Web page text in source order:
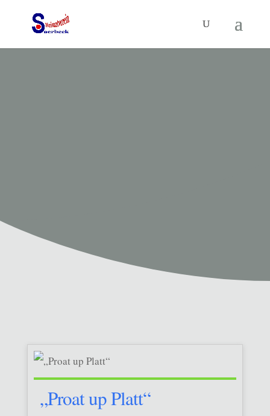
„Proat up Platt“